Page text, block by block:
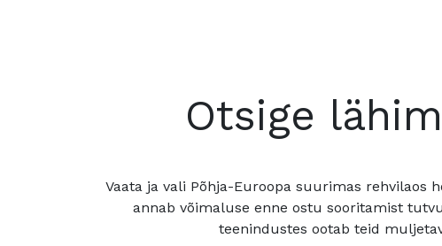
Otsige
Vaata ja vali Põhja-Euroopa suurimas rehvilaos
annab võimaluse enne ostu sooritamist
teenindustes ootab teid